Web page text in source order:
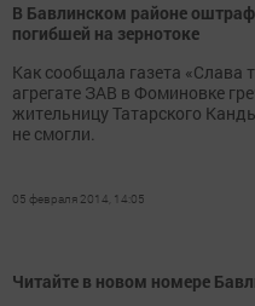
В Бавлинском районе
погибшей на зернотоке
Как сообщала газета «Слава
агрегате ЗАВ в Фоминовке
жительницу Татарского
не смогли.
05 февраля 2014, 14:05
Читайте в новом номере